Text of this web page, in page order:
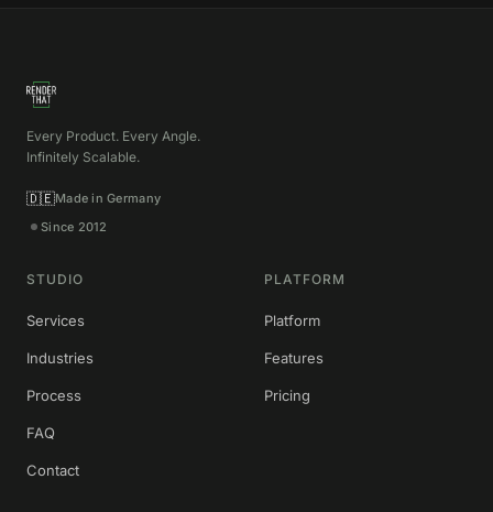
Every Product. Every Angle.
Infinitely Scalable.
🇩🇪Made in Germany
Since 2012
STUDIO
Services
Industries
Process
FAQ
Contact
PLATFORM
Platform
Features
Pricing